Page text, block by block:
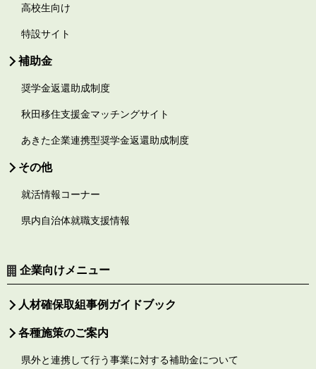
高校生向け
特設サイト
補助金
奨学金返還助成制度
秋田移住支援金マッチングサイト
あきた企業連携型奨学金返還助成制度
その他
就活情報コーナー
県内自治体就職支援情報
企業向けメニュー
人材確保取組事例ガイドブック
各種施策のご案内
県外と連携して行う事業に対する補助金について